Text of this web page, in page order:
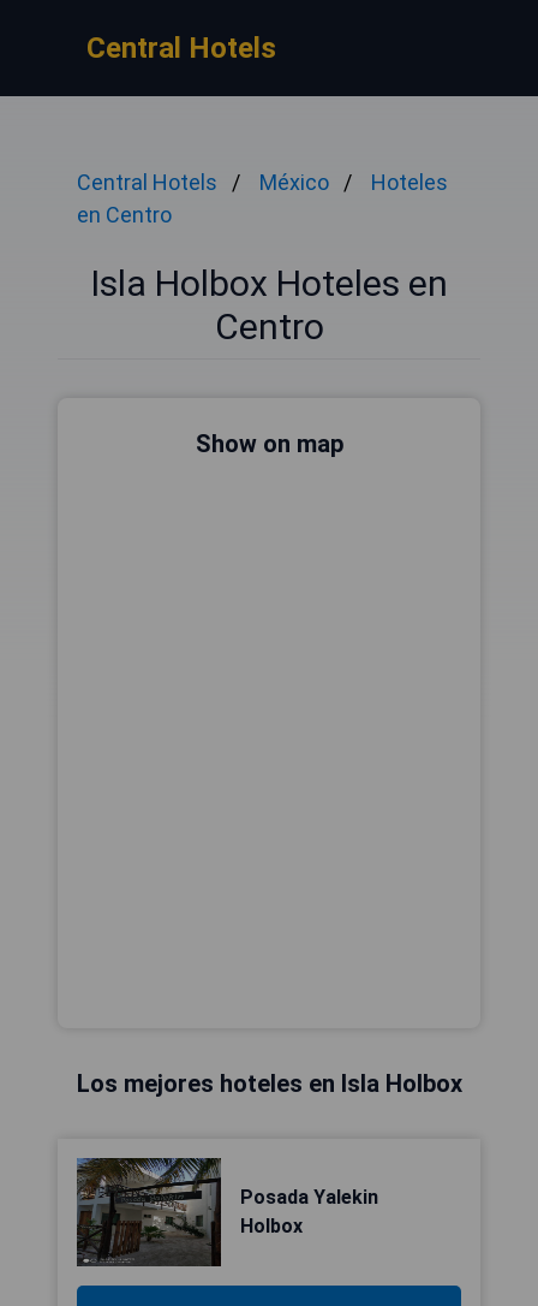
Central Hotels
Central Hotels México
Hoteles
en Centro
Isla Holbox Hoteles en
Centro
Show on map
Los mejores hoteles en Isla Holbox
Posada Yalekin
Holbox